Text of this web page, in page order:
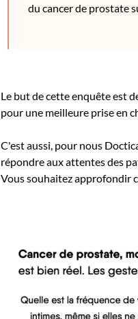
du cancer de prostate
Le but de cette enquête est
pour une meilleure prise en
C'est aussi, pour nous
répondre aux attentes des
Vous souhaitez approfondir